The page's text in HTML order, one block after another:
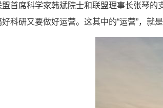
首席科学家韩斌院士和联盟理事长张琴
科研又要做好运营。这其中的“运营”，就